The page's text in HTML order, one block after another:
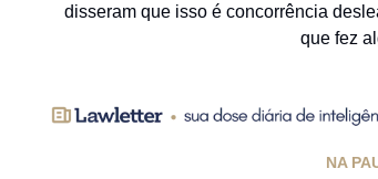
disseram que isso é concorrência
que fez
NA